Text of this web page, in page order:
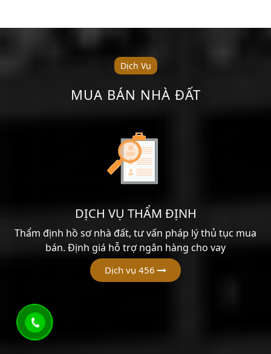
Dịch Vụ
MUA BÁN NHÀ ĐẤT
DỊCH VỤ THẨM ĐỊNH
Thẩm định hồ sơ nhà đất, tư vấn pháp lý thủ tục mua
bán. Định giá hỗ trợ ngân hàng cho vay
Dịch vụ 456